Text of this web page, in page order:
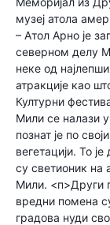
музеј атола
– Атол Арно је
северном делу
неке од
атракције као
Културни
Мили се налази
познат је по
вегетацији. То
су светионик на
Мили. <п>Други
вредни помена
градова нуди